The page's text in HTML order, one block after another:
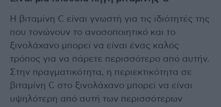
Η βιταμίνη C είναι γνωστή για τις ιδιότητές της
που τονώνουν το ανοσοποιητικό και το
ξινολάχανο μπορεί να είναι ένας καλός
τρόπος για να πάρετε περισσότερο από αυτήν.
Στην πραγματικότητα, η περιεκτικότητα σε
βιταμίνη C στο ξινολάχανο μπορεί να είναι
υψηλότερη από αυτή των περισσότερων